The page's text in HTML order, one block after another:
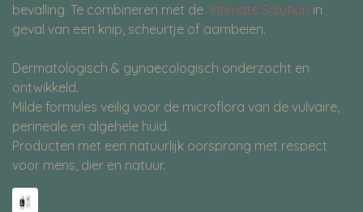
bevalling. Te combineren met de Intimate Solution in
geval van een knip, scheurtje of aambeien.
Dermatologisch & gynaecologisch onderzocht en
ontwikkeld.
Milde formules veilig voor de microflora van de vulvaire,
perineale en algehele huid.
Producten met een natuurlijk oorsprong met respect
voor mens, dier en natuur.